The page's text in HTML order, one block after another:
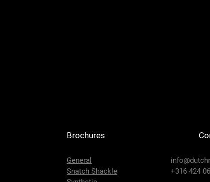
Brochures
General
Snatch Shackle
+316 424